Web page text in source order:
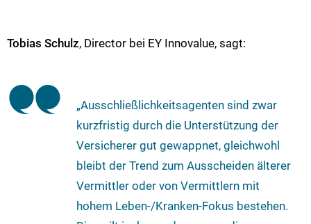
Tobias Schulz, Director bei EY Innovalue, sagt:
„Ausschließlichkeitsagenten sind zwar
kurzfristig durch die Unterstützung der
Versicherer gut gewappnet, gleichwohl
bleibt der Trend zum Ausscheiden älterer
Vermittler oder von Vermittlern mit
hohem Leben-/Kranken-Fokus bestehen.